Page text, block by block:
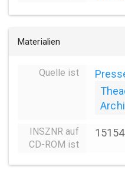
Materialien
Quelle ist
INSZNR auf
CD-ROM ist